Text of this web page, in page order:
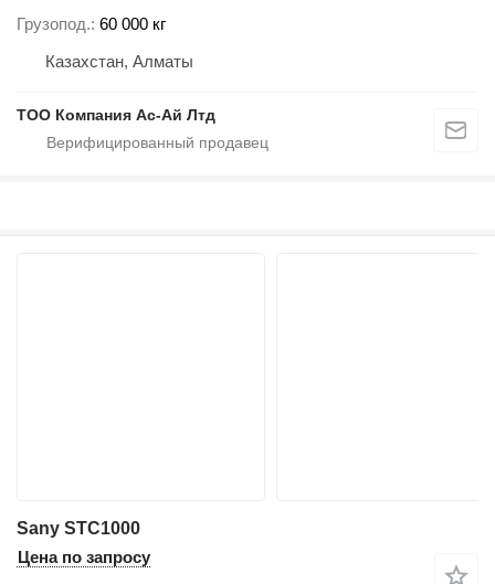
Грузопод. 60 000 кг
Казахстан, Алматы
ТОО Компания Ас-Ай Лтд
Sany STC1000
Цена по запросу